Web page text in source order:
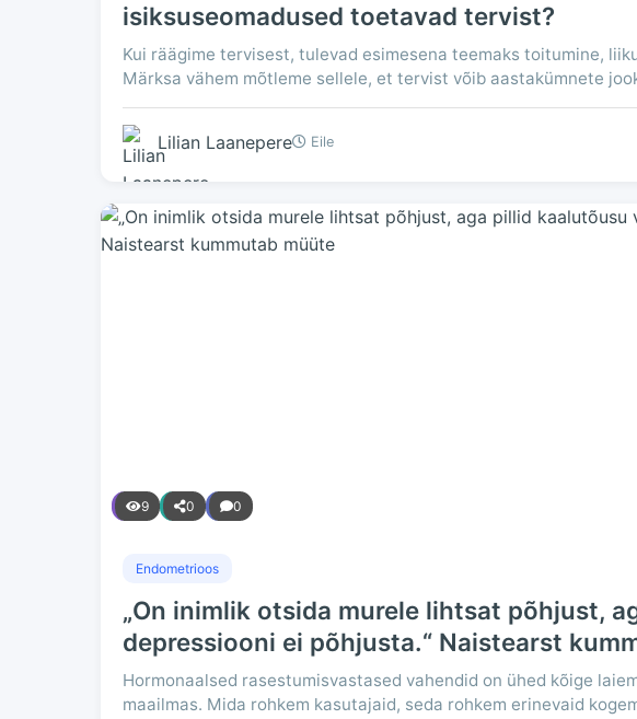
isiksuseomadused toetavad tervist?
Kui räägime tervisest, tulevad esimesena teemaks toitumine,
Märksa vähem mõtleme sellele, et tervist võib aastakümnete
Lilian Laanepere Eile
9 0 0
Endometrioos
„On inimlik otsida murele lihtsat põhjust,
depressiooni ei põhjusta.“ Naistearst
Hormonaalsed rasestumisvastased vahendid on ühed kõige
maailmas. Mida rohkem kasutajaid, seda rohkem erinevaid